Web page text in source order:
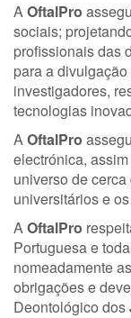
AOftalPro
sociais;
profissionais das
para a
investigadores,
tecnologias
AOftalPro
electrónica,
universo de
universitários e
AOftalPro
Portuguesa e
nomeadamente
obrigações e
Deontológico dos